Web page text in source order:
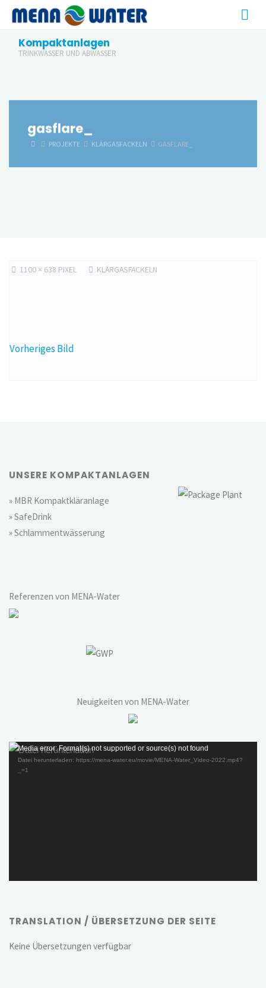
Zum
Inhalt
springenKompaktanlagen
TRINKWASSER UND ABWASSER
gasflare_
STARTPROJEKTE KLÄRGASFACKELN GASFLARE_
ORIGINALGRÖSSE
1100 × 638 PIXEL KLÄRGASFACKELN
Vorheriges Bild
UNSERE KOMPAKTANLAGEN
» MBR Kompaktkläranlage
» SafeDrink
» Schlammentwässerung
Referenzen von MENA-Water
Neuigkeiten von MENA-Water
Video-
Player
Media error: Format(s) not supported or source(s) not found
Datei herunterladen: https://mena-water.eu/movie/MENA-Water_Video-2022.mp4?
_=1
TRANSLATION / ÜBERSETZUNG DER SEITE
Keine Übersetzungen verfügbar